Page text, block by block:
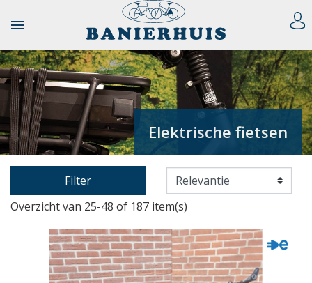

Elektrische fietsen
Filter
Overzicht van 25-48 of 187 item(s)